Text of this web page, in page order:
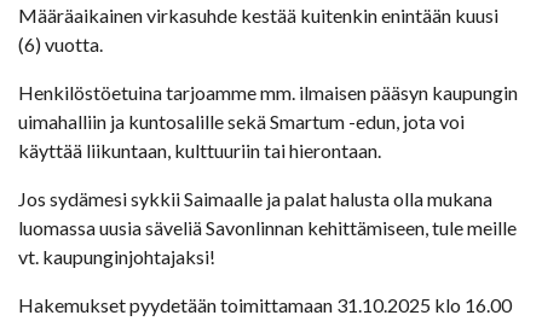
Määräaikainen virkasuhde kestää kuitenkin enintään kuusi
(6) vuotta.
Henkilöstöetuina tarjoamme mm. ilmaisen pääsyn kaupungin
uimahalliin ja kuntosalille sekä Smartum -edun, jota voi
käyttää liikuntaan, kulttuuriin tai hierontaan.
Jos sydämesi sykkii Saimaalle ja palat halusta olla mukana
luomassa uusia säveliä Savonlinnan kehittämiseen, tule meille
vt. kaupunginjohtajaksi!
Hakemukset pyydetään toimittamaan 31.10.2025 klo 16.00